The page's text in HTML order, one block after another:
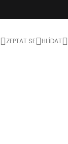
ZEPTAT SE HLÍDAT